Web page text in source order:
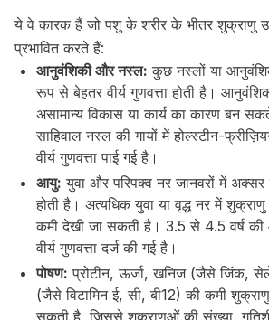
ये वे कारक हैं जो पशु के शरीर के भीतर शुक्राणु
प्रभावित करते हैं:
आनुवंशिकी और नस्ल: कुछ नस्लों या
रूप से बेहतर वीर्य गुणवत्ता होती है।
असामान्य विकास या कार्य का कारण बन
साहिवाल नस्ल की गायों में होल्स्टीन-
वीर्य गुणवत्ता पाई गई है।
आयु: युवा और परिपक्व नर जानवरों में अक्सर
होती है। अत्यधिक युवा या वृद्ध नर में
कमी देखी जा सकती है। 3.5 से 4.5 वर्ष
वीर्य गुणवत्ता दर्ज की गई है।
पोषण: प्रोटीन, ऊर्जा, खनिज (जैसे जिंक,
(जैसे विटामिन ई, सी, बी12) की कमी
सकती है, जिससे शुक्राणुओं की संख्या,